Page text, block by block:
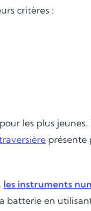
critères :
les plus jeunes.
présente
les instruments
batterie en